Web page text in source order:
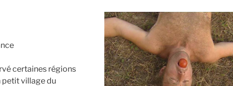
certaines régions
petit village du